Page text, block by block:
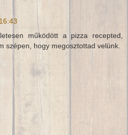
működött a pizza recepted,
szépen, hogy megosztottad velünk.